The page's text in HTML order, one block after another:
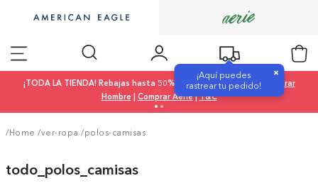
¡Aquí puedes
rastrear tu pedido!
×
¡TODA LA TIENDA! Rebajas hasta 50% OFF |Comprar Mujer|
Comprar
Hombre | Comprar Aerie|T&C
/Home /ver-ropa /polos-camisas
todo_polos_camisas